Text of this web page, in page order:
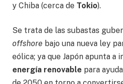
y Chiba (cerca de Tokio).
Se trata de las subastas
offshore bajo una nueva ley
eólica; ya que Japón apunta a
energía renovable para